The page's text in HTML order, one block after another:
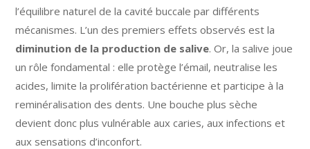
l’équilibre naturel de la cavité buccale par différents
mécanismes. L’un des premiers effets observés est la
diminution de la production de salive. Or, la salive joue
un rôle fondamental : elle protège l’émail, neutralise les
acides, limite la prolifération bactérienne et participe à la
reminéralisation des dents. Une bouche plus sèche
devient donc plus vulnérable aux caries, aux infections et
aux sensations d’inconfort.